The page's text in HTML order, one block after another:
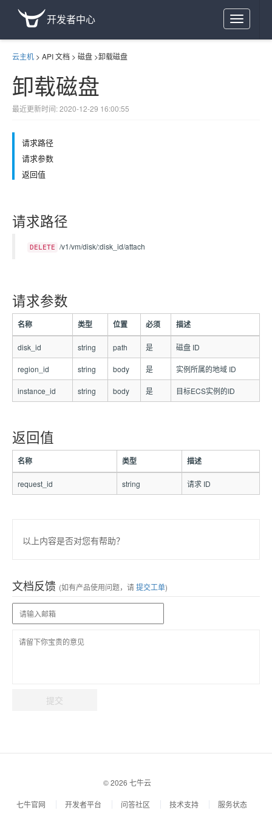
Toggle
navigation
开发者中心
云主机 > API 文档 > 磁盘 >卸载磁盘
卸载磁盘
最近更新时间: 2020-12-29 16:00:55
请求路径
请求参数
返回值
请求路径
DELETE /v1/vm/disk/:disk_id/attach
请求参数
名称 类型 位置 必须 描述
disk_id string path 是 磁盘 ID
region_id string body 是 实例所属的地域 ID
instance_id string body 是 目标ECS实例的ID
返回值
名称 类型 描述
request_id string 请求 ID
以上内容是否对您有帮助？
文档反馈 (如有产品使用问题，请提交工单)
提交
© 2026 七牛云
七牛官网 开发者平台 问答社区 技术支持 服务状态